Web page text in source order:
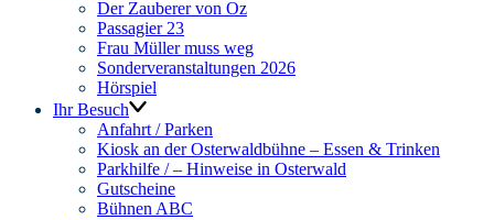
Der Zauberer von Oz
Passagier 23
Frau Müller muss weg
Sonderveranstaltungen 2026
Hörspiel
Ihr Besuch
Anfahrt / Parken
Kiosk an der Osterwaldbühne – Essen & Trinken
Parkhilfe / – Hinweise in Osterwald
Gutscheine
Bühnen ABC